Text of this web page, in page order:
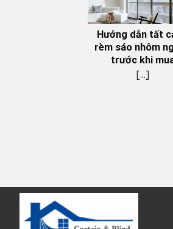
Hướng dẫn tất
rèm sáo nhôm
trước khi
[...]